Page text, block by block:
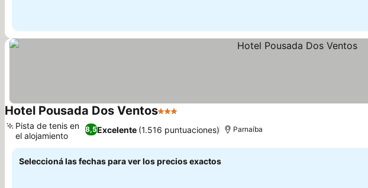
Hotel Pousada Dos Ventos3 Estrellas
8,5Excelente (1.516 puntuaciones)
Pista de tenis en
el alojamiento
Parnaíba
Seleccioná las fechas para ver los precios exactos